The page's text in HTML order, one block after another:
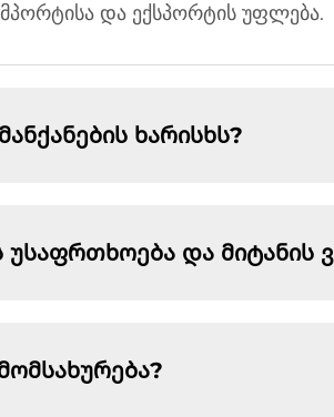
და ექსპორტის უფლება.
ხარისხს?
და მიტანის